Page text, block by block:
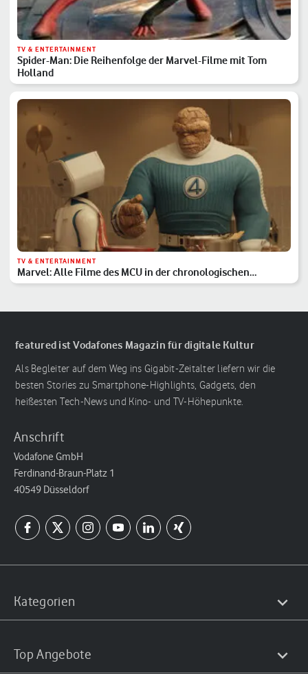
TV & ENTERTAINMENT
Spider-Man: Die Reihenfolge der Marvel-Filme mit Tom
Holland
TV & ENTERTAINMENT
Marvel: Alle Filme des MCU in der chronologischen
Reihenfolge
featured ist Vodafones Magazin für digitale Kultur
Als Begleiter auf dem Weg ins Gigabit-Zeitalter liefern wir die
besten Stories zu Smartphone-Highlights, Gadgets, den
heißesten Tech-News und Kino- und TV-Höhepunkte.
Anschrift
Vodafone GmbH
Ferdinand-Braun-Platz 1
40549 Düsseldorf
Kategorien
Top Angebote